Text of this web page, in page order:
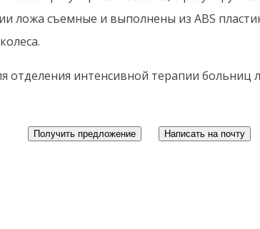
ложа съемные и выполнены из ABS
отделения интенсивной терапии
Получить предложение Написать на почту